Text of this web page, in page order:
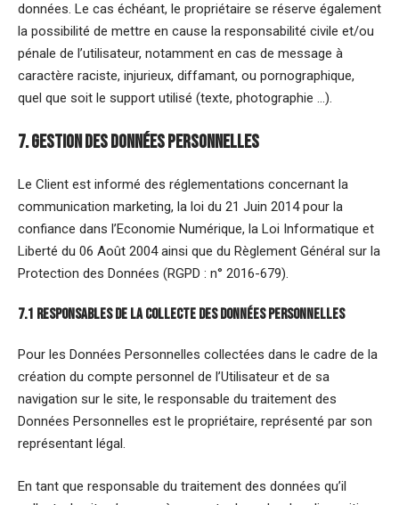
données. Le cas échéant, le propriétaire se réserve également
la possibilité de mettre en cause la responsabilité civile et/ou
pénale de l’utilisateur, notamment en cas de message à
caractère raciste, injurieux, diffamant, ou pornographique,
quel que soit le support utilisé (texte, photographie …).
7. Gestion des données personnelles
Le Client est informé des réglementations concernant la
communication marketing, la loi du 21 Juin 2014 pour la
confiance dans l’Economie Numérique, la Loi Informatique et
Liberté du 06 Août 2004 ainsi que du Règlement Général sur la
Protection des Données (RGPD : n° 2016-679).
7.1 Responsables de la collecte des données personnelles
Pour les Données Personnelles collectées dans le cadre de la
création du compte personnel de l’Utilisateur et de sa
navigation sur le site, le responsable du traitement des
Données Personnelles est le propriétaire, représenté par son
représentant légal.
En tant que responsable du traitement des données qu’il